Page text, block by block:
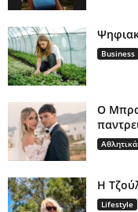
Business
Ο
Αθλητικά
H
Lifestyle